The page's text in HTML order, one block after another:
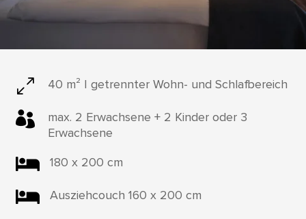
0 40 m² | getrennter Wohn- und Schlafbereich

max. 2 Erwachsene + 2 Kinder oder 3
Erwachsene
 180 x 200 cm
 Ausziehcouch 160 x 200 cm